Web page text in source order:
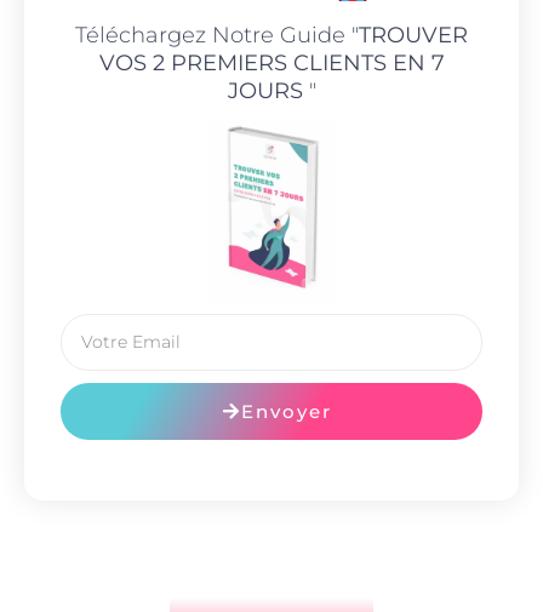
Téléchargez Notre Guide "TROUVER
VOS 2 PREMIERS CLIENTS EN 7
JOURS"
Envoyer